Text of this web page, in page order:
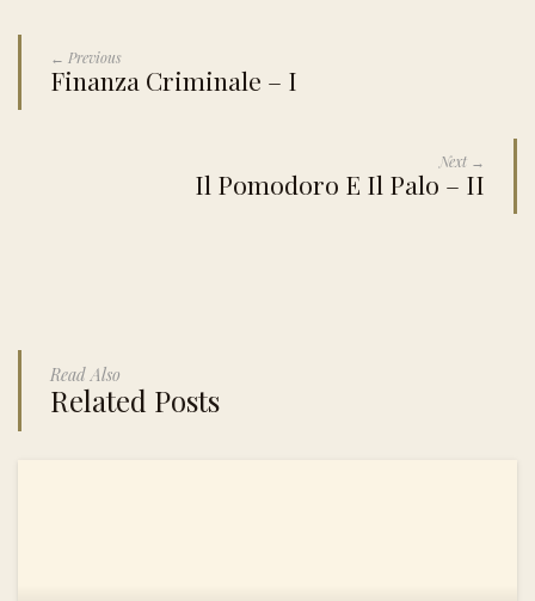
← Previous
Finanza Criminale – I
Next →
Il Pomodoro E Il Palo – II
Read Also
Related Posts